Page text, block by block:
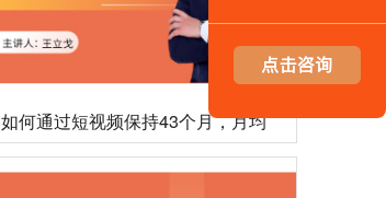
如何通过短视频保持43个月，月均
1000+询盘